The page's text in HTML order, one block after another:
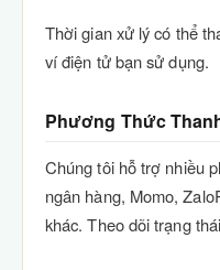
Thời gian xử lý có thể
ví điện tử bạn sử dụng.
Phương Thức
Chúng tôi hỗ trợ nhiều
ngân hàng, Momo,
khác. Theo dõi trạng